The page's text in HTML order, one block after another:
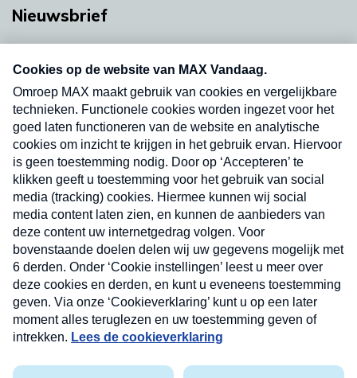
Nieuwsbrief
nieuwsbrief. Elke vrijdag- en dinsdagochtend in
uw mailbox.
Verzend
Privacyverklaring
Cookieverklaring
Nieuwsbrief
Neem hier een gratis abonnement op onze
nieuwsbrief. Elke vrijdag- en dinsdagochtend in uw